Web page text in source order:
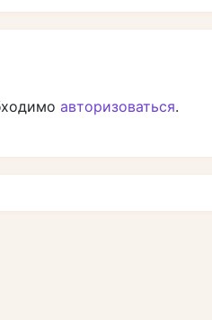
авторизоваться.